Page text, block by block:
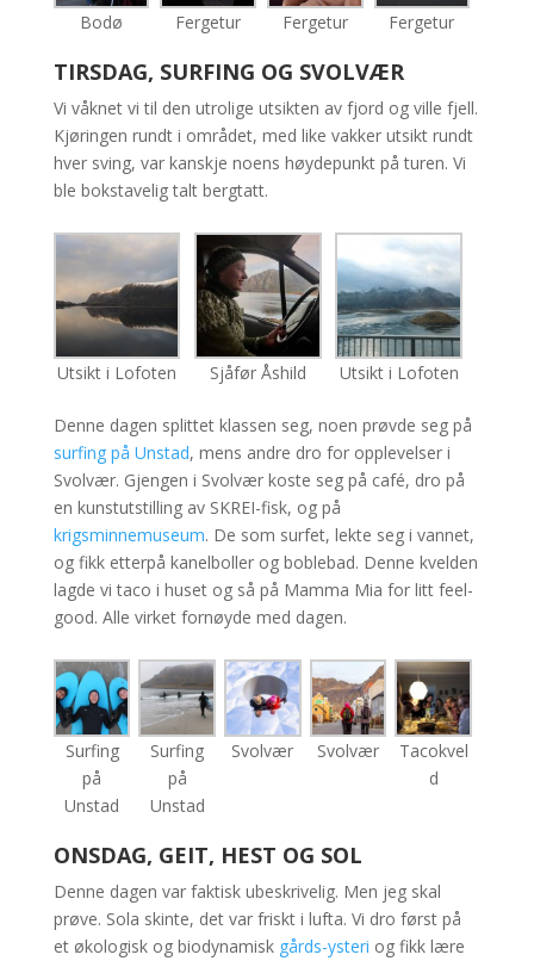
Bodø Fergetur Fergetur Fergetur
TIRSDAG, SURFING OG SVOLVÆR
Vi våknet vi til den utrolige utsikten av fjord og ville fjell.
Kjøringen rundt i området, med like vakker utsikt rundt
hver sving, var kanskje noens høydepunkt på turen. Vi
ble bokstavelig talt bergtatt.
Utsikt i Lofoten Sjåfør Åshild Utsikt i Lofoten
Denne dagen splittet klassen seg, noen prøvde seg på
surfing på Unstad, mens andre dro for opplevelser i
Svolvær. Gjengen i Svolvær koste seg på café, dro på
en kunstutstilling av SKREI-fisk, og på
krigsminnemuseum. De som surfet, lekte seg i vannet,
og fikk etterpå kanelboller og boblebad. Denne kvelden
lagde vi taco i huset og så på Mamma Mia for litt feel-
good. Alle virket fornøyde med dagen.
Surfing
på
Unstad
Surfing
på
Unstad
Svolvær Svolvær
Tacokvel
d
ONSDAG, GEIT, HEST OG SOL
Denne dagen var faktisk ubeskrivelig. Men jeg skal
prøve. Sola skinte, det var friskt i lufta. Vi dro først på
et økologisk og biodynamisk gårds-ysteri og fikk lære